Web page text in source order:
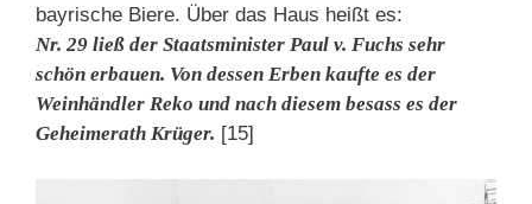
bayrische Biere. Über das Haus heißt es:
Nr. 29 ließ der Staatsminister Paul v. Fuchs sehr
schön erbauen. Von dessen Erben kaufte es der
Weinhändler Reko und nach diesem besass es der
Geheimerath Krüger. [15]